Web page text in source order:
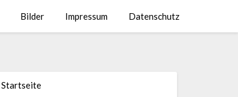
Bilder Impressum Datenschutz
Startseite